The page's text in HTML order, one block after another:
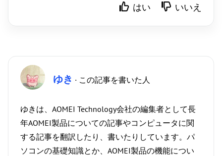
はい いいえ
ゆき · この記事を書いた人
ゆきは、AOMEI Technology会社の編集者として長
年AOMEI製品についての記事やコンピュータに関
する記事を翻訳したり、書いたりしています。パ
ソコンの基礎知識とか、AOMEI製品の機能につい